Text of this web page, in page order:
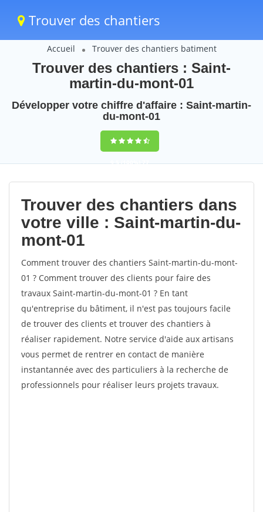
Trouver des chantiers
Accueil Trouver des chantiers batiment
Trouver des chantiers : Saint-
martin-du-mont-01
Développer votre chiffre d'affaire : Saint-martin-
du-mont-01
9,5(100%)77
votes
Trouver des chantiers dans
votre ville : Saint-martin-du-
mont-01
Comment trouver des chantiers Saint-martin-du-mont-
01 ? Comment trouver des clients pour faire des
travaux Saint-martin-du-mont-01 ? En tant
qu'entreprise du bâtiment, il n'est pas toujours facile
de trouver des clients et trouver des chantiers à
réaliser rapidement. Notre service d'aide aux artisans
vous permet de rentrer en contact de manière
instantannée avec des particuliers à la recherche de
professionnels pour réaliser leurs projets travaux.